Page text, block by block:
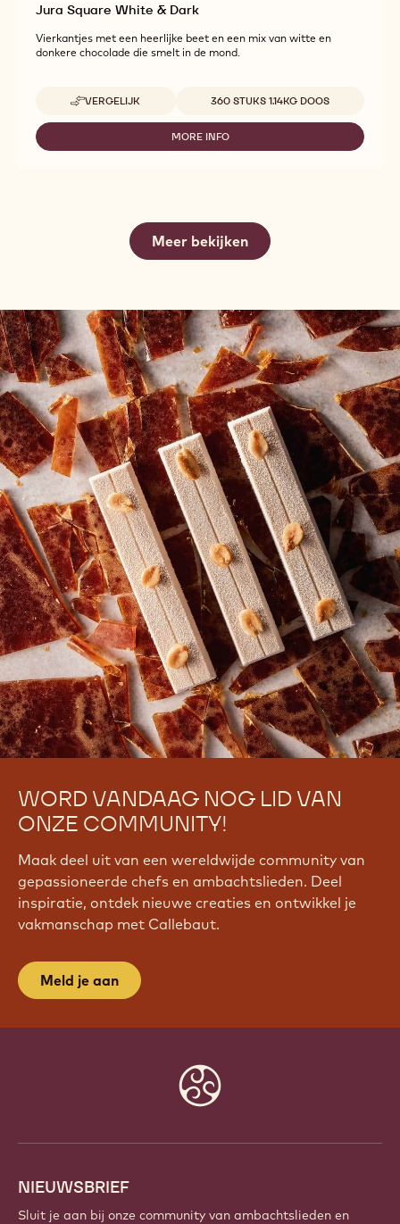
Jura Square White & Dark
Vierkantjes met een heerlijke beet en een mix van witte en
donkere chocolade die smelt in de mond.
VERGELIJK
-
JURA
WHITE
Beschikbare maten
360 STUKS 1.14KG DOOS
MORE INFO
-
Meer bekijken
WORD VANDAAG NOG LID VAN
ONZE COMMUNITY!
Maak deel uit van een wereldwijde community van
gepassioneerde chefs en ambachtslieden. Deel
inspiratie, ontdek nieuwe creaties en ontwikkel je
vakmanschap met Callebaut.
Meld je aan
NIEUWSBRIEF
Sluit je aan bij onze community van ambachtslieden en